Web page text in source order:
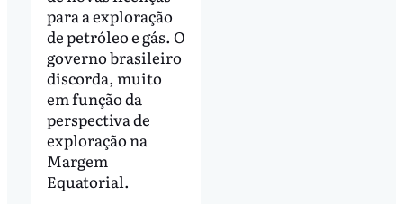
para a exploração
de petróleo e gás. O
governo brasileiro
discorda, muito
em função da
perspectiva de
exploração na
Margem
Equatorial.